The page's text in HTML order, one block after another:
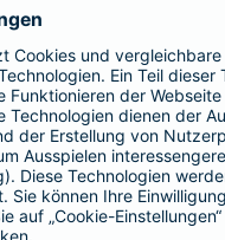
ist Teil der BarmeniaGothaer
BELIEBTE SEITEN
Zusatzversicherung
Tierversicherungen
Haftpflichtversicherung
Hausratversicherung